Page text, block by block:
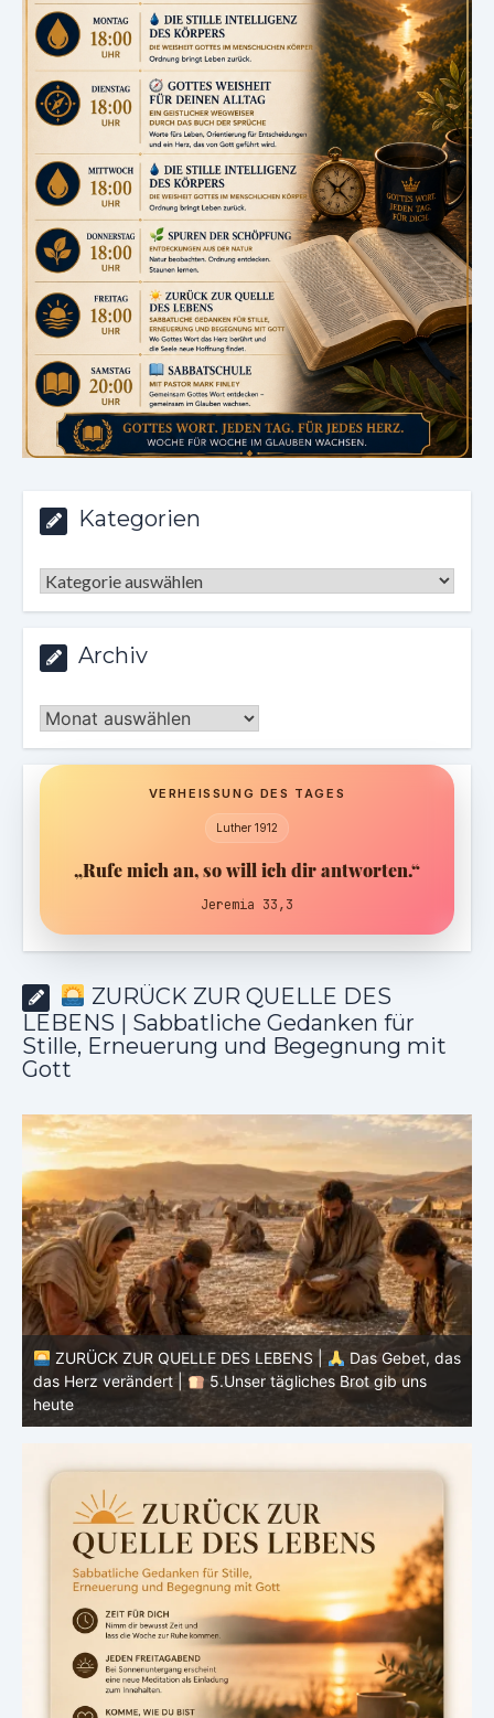
Kategorien
Kategorien
Archiv
Archiv
VERHEISSUNG DES TAGES
Luther 1912
„Rufe mich an, so will ich dir antworten.“
Jeremia 33,3
ZURÜCK ZUR QUELLE DES
LEBENS | Sabbatliche Gedanken für
Stille, Erneuerung und Begegnung mit
Gott
ZURÜCK ZUR QUELLE DES LEBENS |
Das Gebet, das
das Herz verändert |
4.Dein Wille geschehe